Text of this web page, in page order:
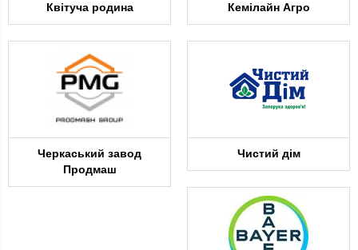
Квітуча родина Кемілайн Агро
Черкаський завод
Продмаш
Чистий дім